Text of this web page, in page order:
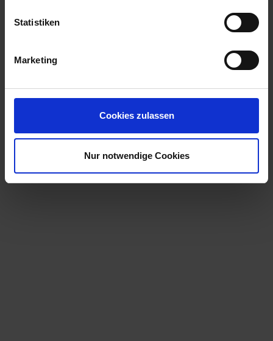
Statistiken
Marketing
Cookies zulassen
Nur notwendige Cookies